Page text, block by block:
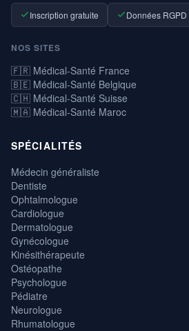
Inscription gratuite Données RGPD
NOS SITES
🇫🇷 Médical-Santé France
🇧🇪 Médical-Santé Belgique
🇨🇭 Médical-Santé Suisse
🇲🇦 Médical-Santé Maroc
SPÉCIALITÉS
Médecin généraliste
Dentiste
Ophtalmologue
Cardiologue
Dermatologue
Gynécologue
Kinésithérapeute
Ostéopathe
Psychologue
Pédiatre
Neurologue
Rhumatologue